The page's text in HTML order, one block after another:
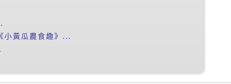
小黃瓜農食趣》...